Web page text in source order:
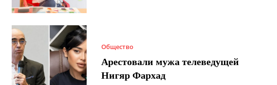
Общество
Арестовали мужа телеведущей
Нигяр Фархад